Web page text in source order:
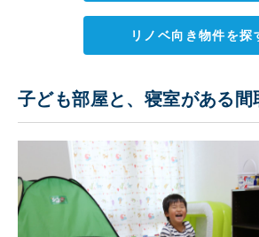
リノベ向き物件を探
子ども部屋と、寝室がある間